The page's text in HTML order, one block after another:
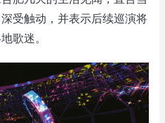
受触动，并表示后续巡演将
歌迷。